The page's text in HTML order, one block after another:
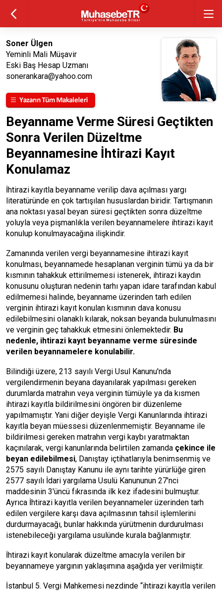
Soner Ülgen
Yeminli Mali Müşavir
Eski Baş Hesap Uzmanı
sonerankara@yahoo.com
Beyanname Verme Süresi Geçtikten
Sonra Verilen Düzeltme
Beyannamesine İhtirazi Kayıt
Konulamaz
İhtirazi kayıtla beyanname verilip dava açılması yargı
literatüründe en çok tartışılan hususlardan biridir. Tartışmanın
ana noktası yasal beyan süresi geçtikten sonra düzeltme
yoluyla veya pişmanlıkla verilen beyannamelere ihtirazi kayıt
konulup konulmayacağına ilişkindir.
Zamanında verilen vergi beyannamesine ihtirazi kayıt
konulması, beyannamede hesaplanan verginin tümü ya da bir
kısmının tahakkuk ettirilmemesi istenerek, ihtirazi kaydın
konusunu oluşturan nedenin tarhı yapan idare tarafından kabul
edilmemesi halinde, beyanname üzerinden tarh edilen
verginin ihtirazi kayıt konulan kısmının dava konusu
edilebilmesini olanaklı kılarak, noksan beyanda bulunulmasını
ve verginin geç tahakkuk etmesini önlemektedir. Bu
nedenle, ihtirazi kayıt beyanname verme süresinde
verilen beyannamelere konulabilir.
Bilindiği üzere, 213 sayılı Vergi Usul Kanunu'nda
vergilendirmenin beyana dayanılarak yapılması gereken
durumlarda matrahın veya verginin tümüyle ya da kısmen
ihtirazi kayıtla bildirilmesini öngören bir düzenleme
yapılmamıştır. Yani diğer deyişle Vergi Kanunlarında ihtirazi
kayıtla beyan müessesi düzenlenmemiştir. Beyanname ile
bildirilmesi gereken matrahın vergi kaybı yaratmaktan
kaçınılarak, vergi kanunlarında belirtilen zamanda çekince ile
beyan edilebilmesi, Danıştay içtihatlarıyla benimsenmiş ve
2575 sayılı Danıştay Kanunu ile aynı tarihte yürürlüğe giren
2577 sayılı İdari yargılama Usulü Kanununun 27'nci
maddesinin 3'üncü fıkrasında ilk kez ifadesini bulmuştur.
Ayrıca İhtirazi kayıtla verilen beyannameler üzerinden tarh
edilen vergilere karşı dava açılmasının tahsil işlemlerini
durdurmayacağı, bunlar hakkında yürütmenin durdurulması
istenebileceği yargılama usulünde kurala bağlanmıştır.
İhtirazi kayıt konularak düzeltme amacıyla verilen bir
beyannameye yargının yaklaşımına aşağıda yer verilmiştir.
İstanbul 5. Vergi Mahkemesi nezdinde “ihtirazi kayıtla verilen